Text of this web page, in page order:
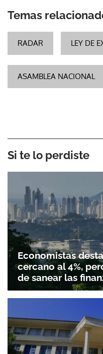
Temas
RADAR LEY DE
ASAMBLEA NACIONAL
Si te lo perdiste
Economistas
cercano al 4%,
de sanear las